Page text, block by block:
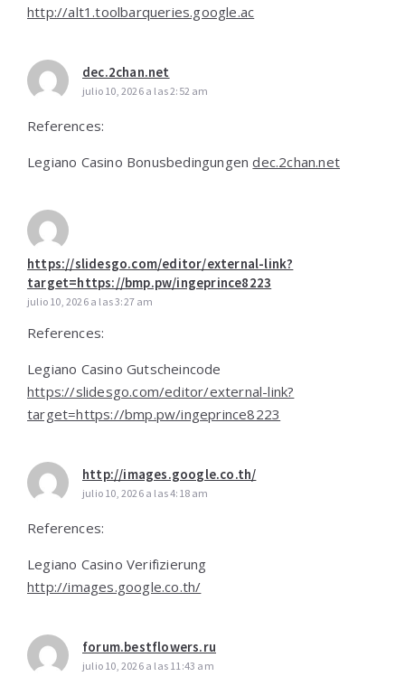
http://alt1.toolbarqueries.google.ac
dec.2chan.net
julio 10, 2026 a las 2:52 am
References:
Legiano Casino Bonusbedingungendec.2chan.net
https://slidesgo.com/editor/external-link?
target=https://bmp.pw/ingeprince8223
julio 10, 2026 a las 3:27 am
References:
Legiano Casino Gutscheincode
https://slidesgo.com/editor/external-link?
target=https://bmp.pw/ingeprince8223
http://images.google.co.th/
julio 10, 2026 a las 4:18 am
References:
Legiano Casino Verifizierung
http://images.google.co.th/
forum.bestflowers.ru
julio 10, 2026 a las 11:43 am